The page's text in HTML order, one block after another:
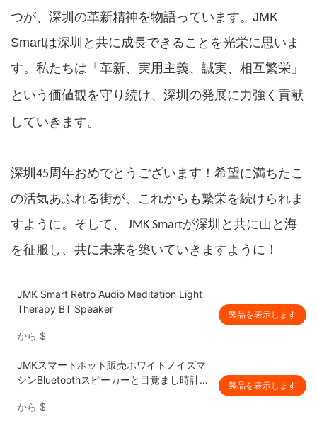
つが、深圳の革新精神を物語っています。JMK
Smartは深圳と共に成長できることを光栄に思いま
す。私たちは 「 革新、実用主義、誠実、相互繁栄 」
という価値観を守り続け、深圳の発展に力強く貢献
していきます。
深圳45周年おめでとうございます！希望に満ちたこ
の活気あふれる街が、これからも繁栄を続けられま
すように。そして、 JMK Smartが深圳と共に山と海
を征服し、共に未来を築いていきますように！
JMK Smart Retro Audio Meditation Light
Therapy BT Speaker
から $
製品を表示します
JMKスマートホット販売ホワイトノイズマ
シンBluetoothスピーカーと目覚まし時計睡
から $
製品を表示します